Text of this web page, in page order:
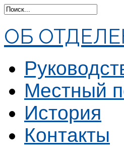
ОБ
Местный
История
Контакты